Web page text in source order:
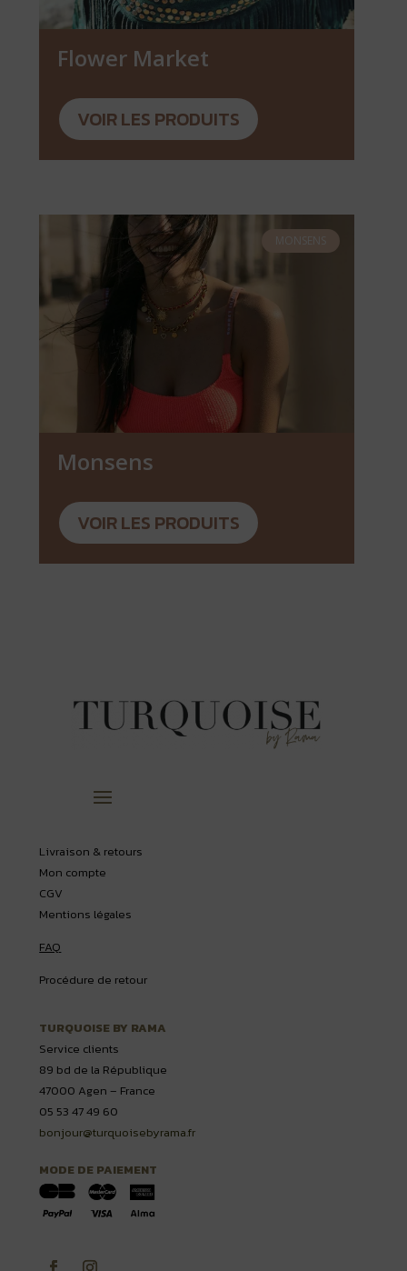
Flower Market
VOIR LES PRODUITS
MONSENS
Monsens
VOIR LES PRODUITS
Livraison & retours
Mon compte
CGV
Mentions légales
FAQ
Procédure de retour
TURQUOISE BY RAMA
Service clients
89 bd de la République
47000 Agen – France
05 53 47 49 60
bonjour@turquoisebyrama.fr
MODE DE PAIEMENT